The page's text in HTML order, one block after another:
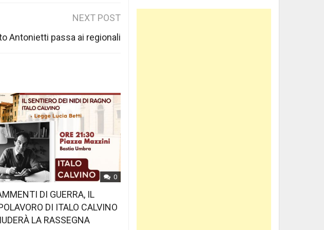
NEXT POST
Antonietti passa ai regionali
0
DI GUERRA, IL
DI ITALO CALVINO
LA RASSEGNA